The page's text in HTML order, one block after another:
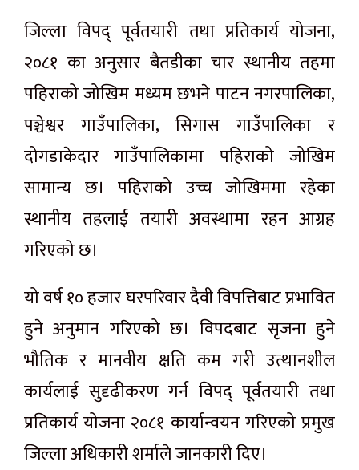
जिल्ला विपद् पूर्वतयारी तथा प्रतिकार्य योजना,
२०८१ का अनुसार बैतडीका चार स्थानीय तहमा
पहिराको जोखिम मध्यम छभने पाटन नगरपालिका,
पञ्चेश्वर गाउँपालिका, सिगास गाउँपालिका र
दोगडाकेदार गाउँपालिकामा पहिराको जोखिम
सामान्य छ। पहिराको उच्च जोखिममा रहेका
स्थानीय तहलाई तयारी अवस्थामा रहन आग्रह
गरिएको छ।
यो वर्ष १० हजार घरपरिवार दैवी विपत्तिबाट प्रभावित
हुने अनुमान गरिएको छ। विपदबाट सृजना हुने
भौतिक र मानवीय क्षति कम गरी उत्थानशील
कार्यलाई सुदृढीकरण गर्न विपद् पूर्वतयारी तथा
प्रतिकार्य योजना २०८१ कार्यान्वयन गरिएको प्रमुख
जिल्ला अधिकारी शर्माले जानकारी दिए।